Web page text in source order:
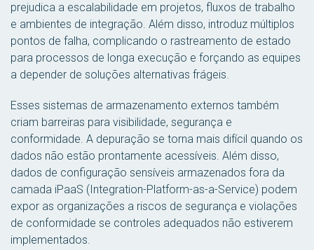
prejudica a escalabilidade em projetos, fluxos de trabalho
e ambientes de integração. Além disso, introduz múltiplos
pontos de falha, complicando o rastreamento de estado
para processos de longa execução e forçando as equipes
a depender de soluções alternativas frágeis.
Esses sistemas de armazenamento externos também
criam barreiras para visibilidade, segurança e
conformidade. A depuração se torna mais difícil quando os
dados não estão prontamente acessíveis. Além disso,
dados de configuração sensíveis armazenados fora da
camada iPaaS (Integration-Platform-as-a-Service) podem
expor as organizações a riscos de segurança e violações
de conformidade se controles adequados não estiverem
implementados.